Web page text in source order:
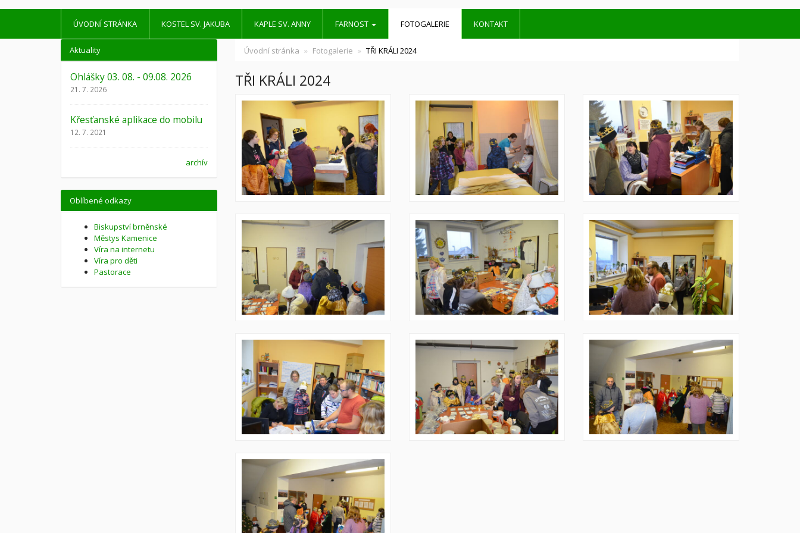
ÚVODNÍ STRÁNKA KOSTEL SV. JAKUBA KAPLE SV. ANNY FARNOST FOTOGALERIE KONTAKT
Úvodní stránka Fotogalerie TŘI KRÁLI 2024
TŘI KRÁLI 2024
Aktuality
Ohlášky 03. 08. - 09.08. 2026
21. 7. 2026
Křesťanské aplikace do mobilu
12. 7. 2021
archív
Oblíbené odkazy
Biskupství brněnské
Městys Kamenice
Víra na internetu
Víra pro děti
Pastorace